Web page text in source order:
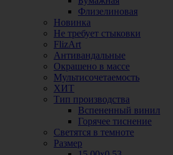
Флизелиновая
Новинка
Не требует стыковки
FlizArt
Антивандальные
Окрашено в массе
Мультисочетаемость
ХИТ
Тип производства
Вспененный винил
Горячее тиснение
Светятся в темноте
Размер